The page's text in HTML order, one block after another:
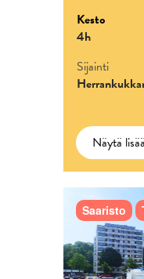
Kesto
4h
Sijainti
Näytä lisää
Saaristo